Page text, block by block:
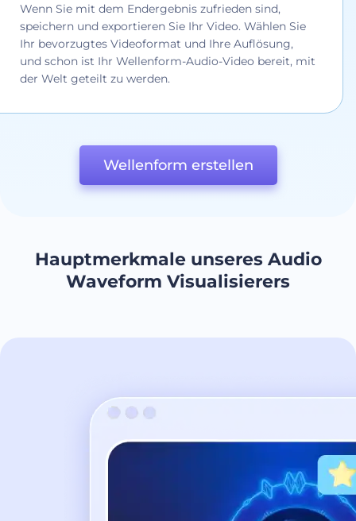
Wenn Sie mit dem Endergebnis zufrieden sind,
speichern und exportieren Sie Ihr Video. Wählen Sie
Ihr bevorzugtes Videoformat und Ihre Auflösung,
und schon ist Ihr Wellenform-Audio-Video bereit, mit
der Welt geteilt zu werden.
Wellenform erstellen
Hauptmerkmale unseres Audio
Waveform Visualisierers